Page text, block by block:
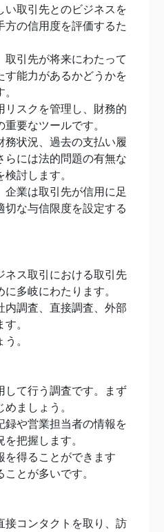
い取引先とのビジネスを
方の信用度を評価するた
取引先が将来にわたって
す能力があるかどうかを
リスクを管理し、財務的
要なツールです。
務状況、過去の支払い履
らには法的問題の有無な
討します。
企業は取引先が信用に足
切な与信限度を設定する
ネス取引における取引先
多岐にわたります。
内調査、直接調査、外部
。
。
して行う調査です。まず
ましょう。
録や営業担当者の情報を
把握します。
を得ることができます
とが多いです。
接コンタクトを取り、訪